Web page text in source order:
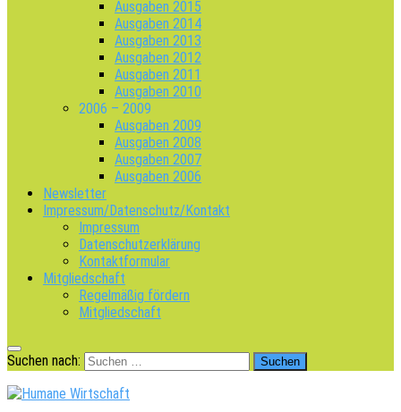
Ausgaben 2015
Ausgaben 2014
Ausgaben 2013
Ausgaben 2012
Ausgaben 2011
Ausgaben 2010
2006 – 2009
Ausgaben 2009
Ausgaben 2008
Ausgaben 2007
Ausgaben 2006
Newsletter
Impressum/Datenschutz/Kontakt
Impressum
Datenschutzerklärung
Kontaktformular
Mitgliedschaft
Regelmäßig fördern
Mitgliedschaft
Suchen nach: